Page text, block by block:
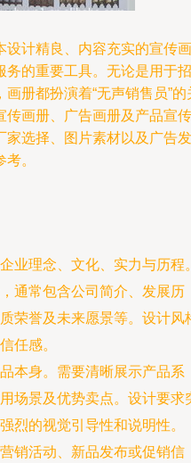
设计精良、内容充实的宣传画
务的重要工具。无论是用于招
册都扮演着“无声销售员”的
传画册、广告画册及产品宣传
家选择、图片素材以及广告发
。
业理念、文化、实力与历程
通常包含公司简介、发展历
荣誉及未来愿景等。设计风
任感。
本身。需要清晰展示产品系
场景及优势卖点。设计要求
烈的视觉引导性和说明性。
销活动、新品发布或促销信